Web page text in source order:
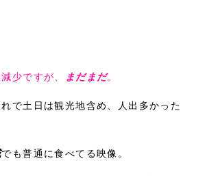
少ですが、 まだまだ。
で土日は観光地含め、人出多かった
でも普通に食べてる映像。